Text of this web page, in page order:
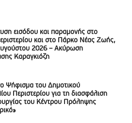
εισόδου και παραμονής στο
και στο Πάρκο Νέας Ζωής,
2026 – Ακύρωση
Καραγκιόζη
Ψήφισμα του Δημοτικού
Περιστερίου για τη διασφάλιση
του Κέντρου Πρόληψης